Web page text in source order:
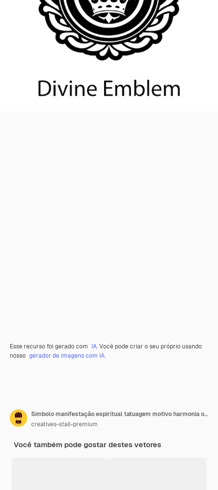
Esse recurso foi gerado com IA. Você pode criar o seu próprio usando
nosso gerador de imagens com IA.
Símbolo manifestação espiritual tatuagem motivo harmonia obra de arte glifo sólido preenchido vetor
creatives-stall-premium
Você também pode gostar destes vetores